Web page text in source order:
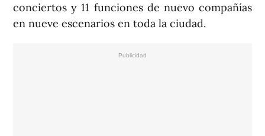
conciertos y 11 funciones de nuevo compañías
en nueve escenarios en toda la ciudad.